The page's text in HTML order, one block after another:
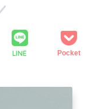
LINE Pocket